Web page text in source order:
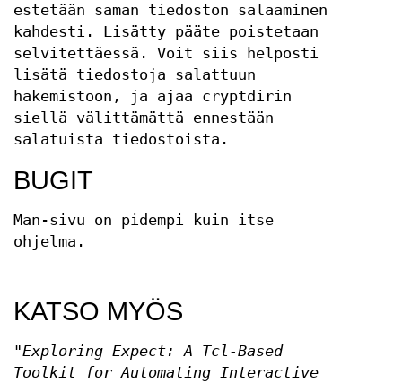
estetään saman tiedoston salaaminen
kahdesti. Lisätty pääte poistetaan
selvitettäessä. Voit siis helposti
lisätä tiedostoja salattuun
hakemistoon, ja ajaa cryptdirin
siellä välittämättä ennestään
salatuista tiedostoista.
BUGIT
Man-sivu on pidempi kuin itse
ohjelma.
KATSO MYÖS
"Exploring Expect: A Tcl-Based
Toolkit for Automating Interactive